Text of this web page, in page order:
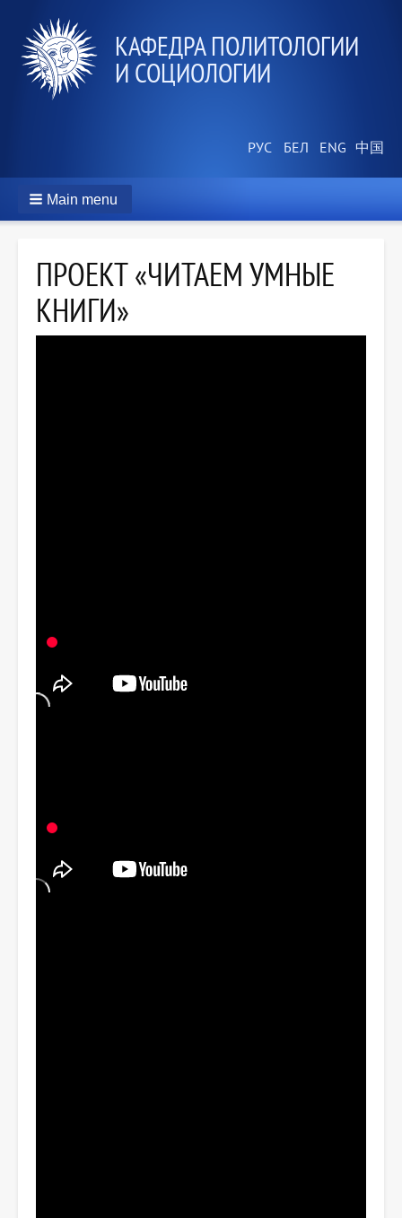
КАФЕДРА ПОЛИТОЛОГИИ
И СОЦИОЛОГИИ
Main menu
ПРОЕКТ «ЧИТАЕМ УМНЫЕ
КНИГИ»